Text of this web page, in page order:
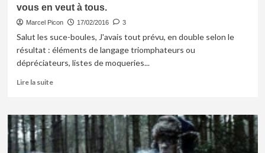
vous en veut à tous.
Marcel Picon 17/02/2016 3
Salut les suce-boules, J'avais tout prévu, en double selon le
résultat : éléments de langage triomphateurs ou
dépréciateurs, listes de moqueries...
Lire la suiteEn
sur
Auxerre-
Nancy